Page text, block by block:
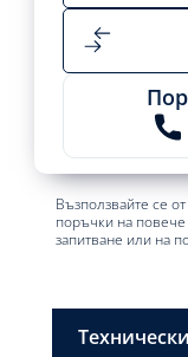
Възползвайте се
поръчки на
запитване или на